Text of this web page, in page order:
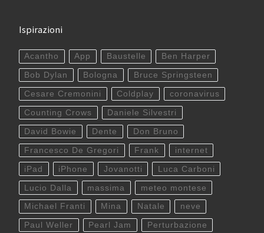
Ispirazioni
Acantho App Baustelle Ben Harper
Bob Dylan Bologna Bruce Springsteen
Cesare Cremonini Coldplay coronavirus
Counting Crows Daniele Silvestri
David Bowie Dente Don Bruno
Francesco De Gregori Frank internet
iPad iPhone Jovanotti Luca Carboni
Lucio Dalla massima meteo montese
Michael Franti Mina Natale neve
Paul Weller Pearl Jam Perturbazione